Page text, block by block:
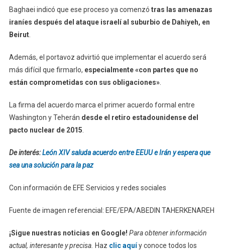
Baghaei indicó que ese proceso ya comenzó tras las amenazas
iraníes después del ataque israelí al suburbio de Dahiyeh, en
Beirut.
Además, el portavoz advirtió que implementar el acuerdo será
más difícil que firmarlo, especialmente «con partes que no
están comprometidas con sus obligaciones».
La firma del acuerdo marca el primer acuerdo formal entre
Washington y Teherán desde el retiro estadounidense del
pacto nuclear de 2015
De interés:León XIV saluda acuerdo entre EEUU e Irán y espera que
sea una solución para la paz
Con información de EFE Servicios y redes sociales
Fuente de imagen referencial: EFE/EPA/ABEDIN TAHERKENAREH
¡Sigue nuestras noticias en Google! Para obtener información
actual, interesante y precisa. Haz clic aquíy conoce todos los